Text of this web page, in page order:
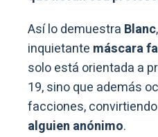
Así lo demuestra Blanc
inquietante máscara
solo está orientada a
19, sino que además
facciones,
alguien anónimo.